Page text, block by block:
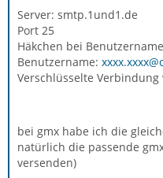
Server: smtp.1und1.de
Port 25
Häkchen bei
Benutzername:
Verschlüsselte
bei gmx habe ich die
natürlich die passende
versenden)